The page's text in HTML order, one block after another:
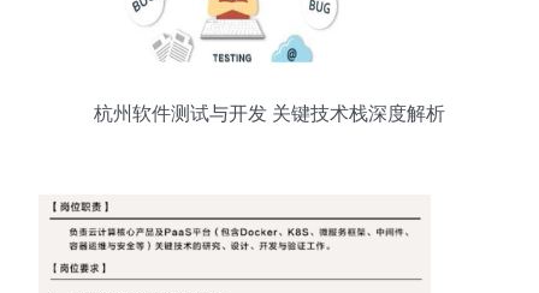
杭州软件测试与开发 关键技术栈深度解析